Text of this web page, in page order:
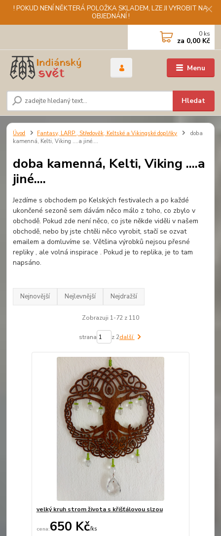
! POKUD NENÍ NĚKTERÁ POLOŽKA SKLADEM, LZE JI VYROBIT NA
OBJEDNÁNÍ !
Menu
Hledat
0 ks
za 0,00 Kč
Úvod Fantasy, LARP , Středověk, Keltské a Vikingské doplňky
doba
kamenná, Kelti, Viking ....a jiné....
doba kamenná, Kelti, Viking ....a
jiné....
Jezdíme s obchodem po Kelských festivalech a po každé
ukončené sezoně sem dávám něco málo z toho, co zbylo v
obchodě. Pokud zde není něco, co jste někde viděli v našem
obchodě, nebo by jste chtěli něco vyrobit, stačí se ozvat
emailem a domluvíme se. Většina výrobků nejsou přesné
repliky , ale volná inspirace . Pokud je to replika, je to tam
napsáno.
Nejnovější Nejlevnější Nejdražší
Zobrazuji 1-72 z 110
strana z 2další
velký kruh strom života s křišťálovou slzou
650 Kč/ks